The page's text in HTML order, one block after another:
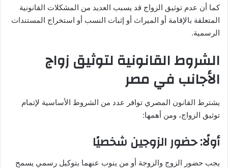
كما أن عدم توثيق الزواج قد يسبب العديد من المشكلات القانونية
المتعلقة بالإقامة أو الميراث أو إثبات النسب أو استخراج المستندات
الرسمية.
الشروط القانونية لتوثيق زواج
الأجانب في مصر
يشترط القانون المصري توافر عدد من الشروط الأساسية لإتمام
توثيق الزواج، ومن أهمها:
أولًا: حضور الزوجين شخصيًا
يجب حضور الزوج والزوجة أو من ينوب عنهما بتوكيل رسمي يسمح